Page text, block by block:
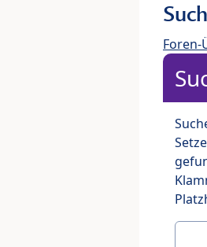
Foren-